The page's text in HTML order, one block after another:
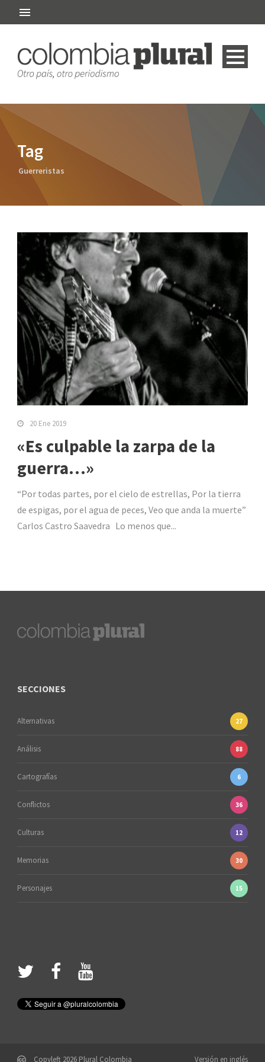
Tag
Guerreristas
20 Ene 2019
«Es culpable la zarpa de la
guerra…»
“Por todas partes, por el cielo de estrellas, Por la tierra
de espigas, por el agua de peces, Veo que anda la muerte”
Carlos Castro Saavedra Lo menos que...
SECCIONES
Alternativas 27
Análisis 88
Cartografías 6
Conflictos 36
Culturas 12
Memorias 30
Personajes 15
Copyleft 2026 Plural Colombia Versión en inglés